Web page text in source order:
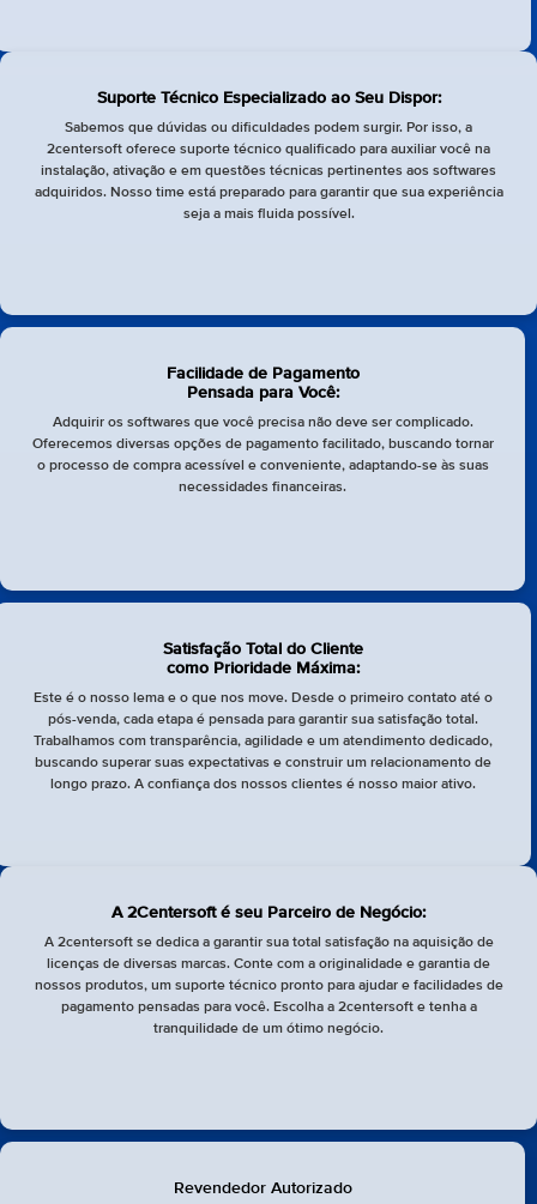
Suporte Técnico Especializado ao Seu Dispor:
Sabemos que dúvidas ou dificuldades podem surgir. Por isso, a
2centersoft oferece suporte técnico qualificado para auxiliar você na
instalação, ativação e em questões técnicas pertinentes aos softwares
adquiridos. Nosso time está preparado para garantir que sua experiência
seja a mais fluida possível.
Facilidade de Pagamento
Pensada para Você:
Adquirir os softwares que você precisa não deve ser complicado.
Oferecemos diversas opções de pagamento facilitado, buscando tornar
o processo de compra acessível e conveniente, adaptando-se às suas
necessidades financeiras.
Satisfação Total do Cliente
como Prioridade Máxima:
Este é o nosso lema e o que nos move. Desde o primeiro contato até o
pós-venda, cada etapa é pensada para garantir sua satisfação total.
Trabalhamos com transparência, agilidade e um atendimento dedicado,
buscando superar suas expectativas e construir um relacionamento de
longo prazo. A confiança dos nossos clientes é nosso maior ativo.
A 2Centersoft é seu Parceiro de Negócio:
A 2centersoft se dedica a garantir sua total satisfação na aquisição de
licenças de diversas marcas. Conte com a originalidade e garantia de
nossos produtos, um suporte técnico pronto para ajudar e facilidades de
pagamento pensadas para você. Escolha a 2centersoft e tenha a
tranquilidade de um ótimo negócio.
Revendedor Autorizado